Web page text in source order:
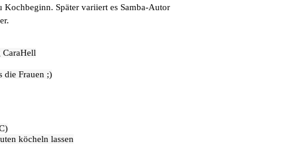
Später variiert es Samba-Autor
die Frauen ;)
köcheln lassen